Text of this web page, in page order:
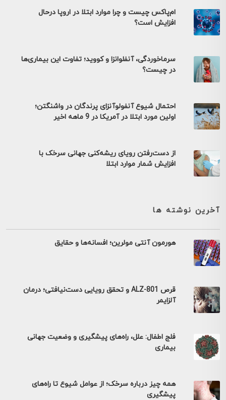
ام‌پاکس چیست و چرا موارد ابتلا در اروپا درحال
افزایش است؟
سرماخوردگی، آنفلوانزا و کووید؛ تفاوت این بیماری‌ها
در چیست؟
احتمال شیوع آنفولوآنزای پرندگان در واشنگتن؛
اولین مورد ابتلا در آمریکا در 9 ماهه اخیر
از دست‌رفتن رویای ریشه‌کنی جهانی سرخک با
افزایش شمار موارد ابتلا
آخرین نوشته ها
هورمون آنتی مولرین؛ افسانه‌ها و حقایق
قرص ALZ-801 و تحقق رویایی دست‌نیافتی؛ درمان
آلزایمر
فلج اطفال: علل، راه‌های پیشگیری و وضعیت جهانی
بیماری
همه چیز درباره سرخک؛ از عوامل شیوع تا راه‌های
پیشگیری